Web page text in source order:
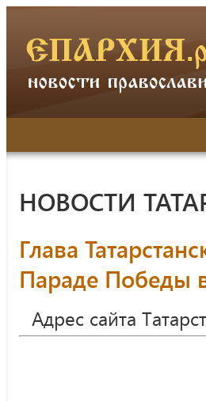
НОВОСТИ
Глава
Параде Победы
Адрес сайта